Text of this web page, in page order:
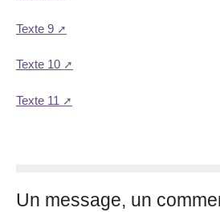
Texte 9
Texte 10
Texte 11
Un message, un